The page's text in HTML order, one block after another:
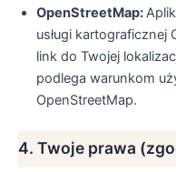
OpenStreetMap:
usługi
link do Twojej
podlega warunkom
OpenStreetMap.
4. Twoje prawa